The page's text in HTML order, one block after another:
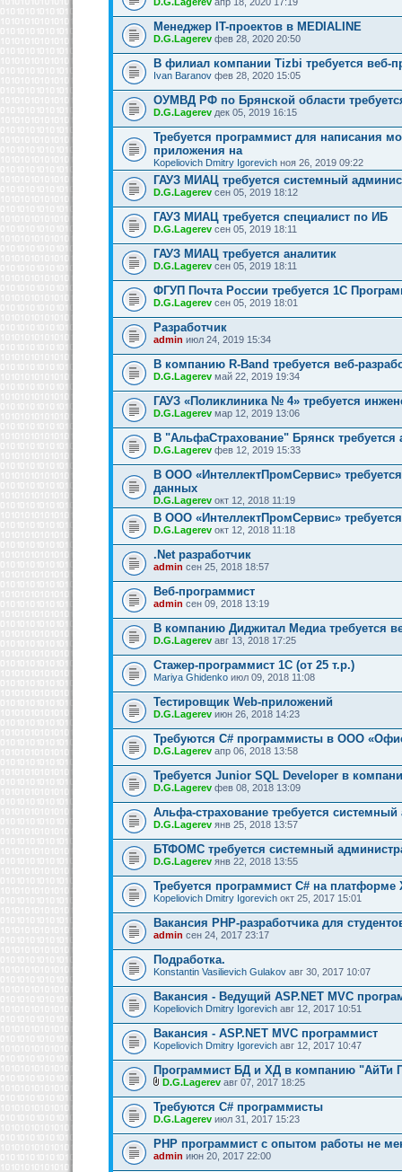
Менеджер IT-проектов в MEDIALINE
D.G.Lagerev фев 28, 2020 20:50
В филиал компании Tizbi требуется веб-
Ivan Baranov фев 28, 2020 15:05
ОУМВД РФ по Брянской области
D.G.Lagerev дек 05, 2019 16:15
Требуется программист для написания
приложения на
Kopeliovich Dmitry Igorevich ноя 26, 2019 09:22
ГАУЗ МИАЦ требуется системный
D.G.Lagerev сен 05, 2019 18:12
ГАУЗ МИАЦ требуется специалист по ИБ
D.G.Lagerev сен 05, 2019 18:11
ГАУЗ МИАЦ требуется аналитик
D.G.Lagerev сен 05, 2019 18:11
ФГУП Почта России требуется 1С
D.G.Lagerev сен 05, 2019 18:01
Разработчик
admin июл 24, 2019 15:34
В компанию R-Band требуется веб-
D.G.Lagerev май 22, 2019 19:34
ГАУЗ «Поликлиника № 4» требуется
D.G.Lagerev мар 12, 2019 13:06
В "АльфаСтрахование" Брянск требуется
D.G.Lagerev фев 12, 2019 15:33
В ООО «ИнтеллектПромСервис» требуется
данных
D.G.Lagerev окт 12, 2018 11:19
В ООО «ИнтеллектПромСервис»
D.G.Lagerev окт 12, 2018 11:18
.Net разработчик
admin сен 25, 2018 18:57
Веб-программист
admin сен 09, 2018 13:19
В компанию Диджитал Медиа требуется
D.G.Lagerev авг 13, 2018 17:25
Стажер-программист 1С (от 25 т.р.)
Mariya Ghidenko июл 09, 2018 11:08
Тестировщик Web-приложений
D.G.Lagerev июн 26, 2018 14:23
Требуются C# программисты в ООО
D.G.Lagerev апр 06, 2018 13:58
Требуется Junior SQL Developer в
D.G.Lagerev фев 08, 2018 13:09
Альфа-страхование требуется системный
D.G.Lagerev янв 25, 2018 13:57
БТФОМС требуется системный
D.G.Lagerev янв 22, 2018 13:55
Требуется программист C# на платформе
Kopeliovich Dmitry Igorevich окт 25, 2017 15:01
Вакансия PHP-разработчика для
admin сен 24, 2017 23:17
Подработка.
Konstantin Vasilievich Gulakov авг 30, 2017 10:07
Вакансия - Ведущий ASP.NET MVC
Kopeliovich Dmitry Igorevich авг 12, 2017 10:51
Вакансия - ASP.NET MVC программист
Kopeliovich Dmitry Igorevich авг 12, 2017 10:47
Программист БД и ХД в компанию "АйТи
D.G.Lagerev авг 07, 2017 18:25
Требуются C# программисты
D.G.Lagerev июл 31, 2017 15:23
PHP программист с опытом работы не
admin июн 20, 2017 22:00